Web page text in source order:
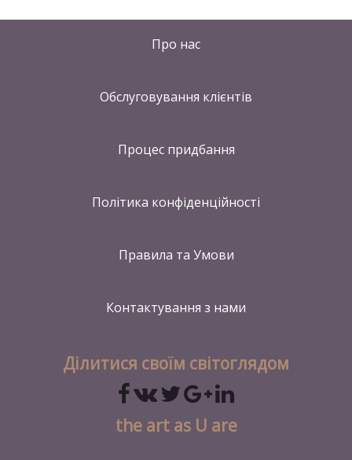
Про нас
Обслуговування клієнтів
Процес придбання
Політика конфіденційності
Правила та Умови
Контактування з нами
Ділитися своїм світоглядом
the art as U are